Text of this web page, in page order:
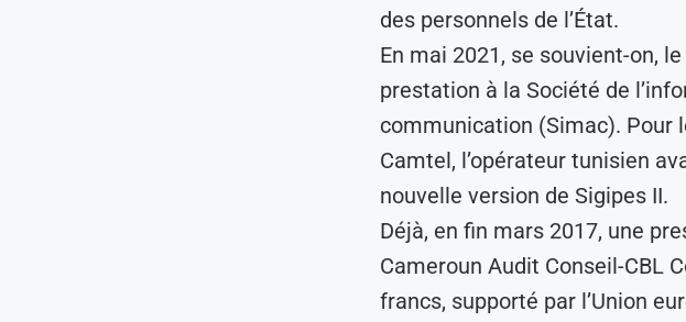
des personnels de l’État.
En mai 2021, se souvient-on,
prestation à la Société de
communication (Simac). Pour
Camtel, l’opérateur tunisien
nouvelle version de Sigipes II.
Déjà, en fin mars 2017, une
Cameroun Audit Conseil-CBL
francs, supporté par l’Union